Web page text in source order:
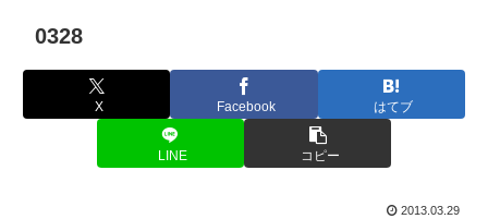
0328
X Facebook はてブ
LINE コピー
2013.03.29